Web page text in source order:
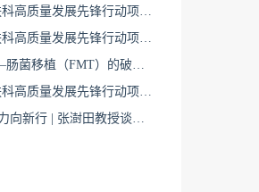
0630-领航计划—皮肤科高质量发展先锋行动项目第六季第64期
0629-领航计划—皮肤科高质量发展先锋行动项目第六季第63期
从“粪水”到“新药”——肠菌移植（FMT）的破局与临床应用全景 | 肠道微生态规范化诊疗1
0601-领航计划—皮肤科高质量发展先锋行动项目第六季第42期
二十三载薪火传，聚力向新行 | 张澍田教授谈中国消化医学的传承与突破